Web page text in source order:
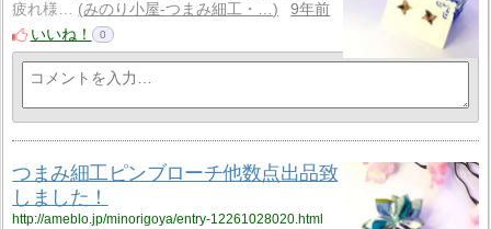
疲れ様…
みのり小屋-つまみ細工・…
9年前
いいね！
0
つまみ細工ピンブローチ他数点出品致
しました！
http://ameblo.jp/minorigoya/entry-12261028020.html